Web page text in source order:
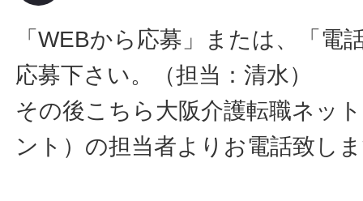
「WEBから応募」または、「電
応募下さい。（担当：清水）
その後こちら大阪介護転職ネッ
ント）の担当者よりお電話致し